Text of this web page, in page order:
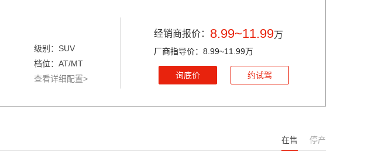
级别：SUV
档位：AT/MT
查看详细配置>
经销商报价： 8.99~11.99万
厂商指导价：8.99~11.99万
询底价 约试驾
在售 停产